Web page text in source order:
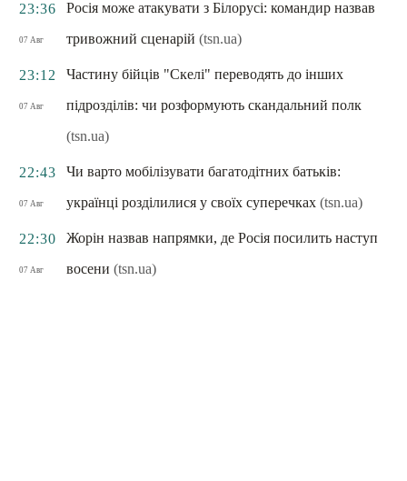
23:36
07 Авг
Росія може атакувати з Білорусі: командир назвав
тривожний сценарій (tsn.ua)
23:12
07 Авг
Частину бійців "Скелі" переводять до інших
підрозділів: чи розформують скандальний полк
(tsn.ua)
22:43
07 Авг
Чи варто мобілізувати багатодітних батьків:
українці розділилися у своїх суперечках (tsn.ua)
22:30
07 Авг
Жорін назвав напрямки, де Росія посилить наступ
восени (tsn.ua)